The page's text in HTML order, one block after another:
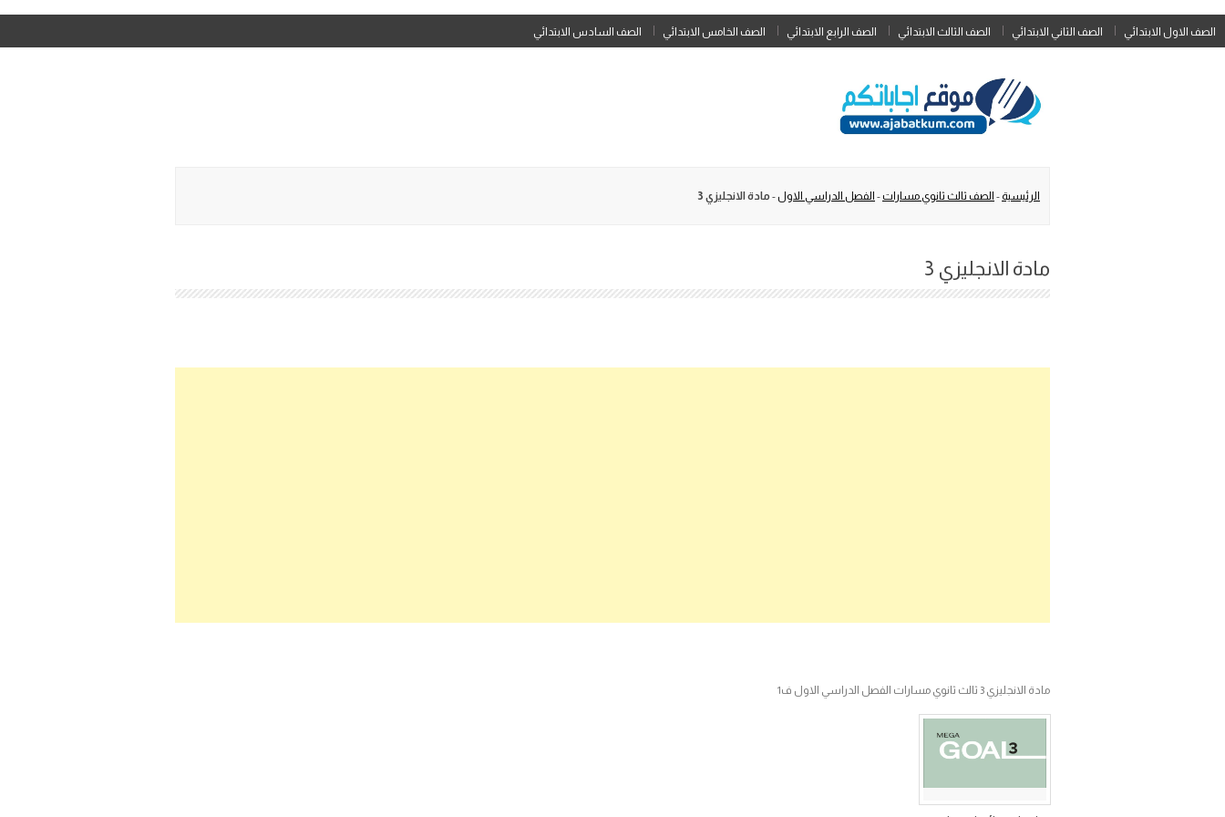
Skip
to
الصف الاول الابتدائي الصف الثاني الابتدائي الصف الثالث الابتدائي الصف الرابع الابتدائي الصف الخامس الابتدائي الصف السادس الابتدائي
الرئيسية - الصف ثالث ثانوي مسارات- الفصل الدراسي الاول- مادة الانجليزي 3
مادة الانجليزي 3
مادة الانجليزي 3 ثالث ثانوي مسارات الفصل الدراسي الاول ف1